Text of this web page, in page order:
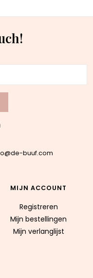
buuf.com
MIJN ACCOUNT
Registreren
Mijn bestellingen
Mijn verlanglijst